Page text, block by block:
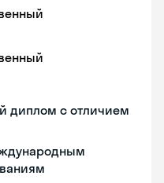
диплом с отличием